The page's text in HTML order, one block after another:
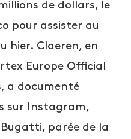
de dollars, le
pour assister au
hier. Claeren, en
Europe Official
a documenté
sur Instagram,
parée de la